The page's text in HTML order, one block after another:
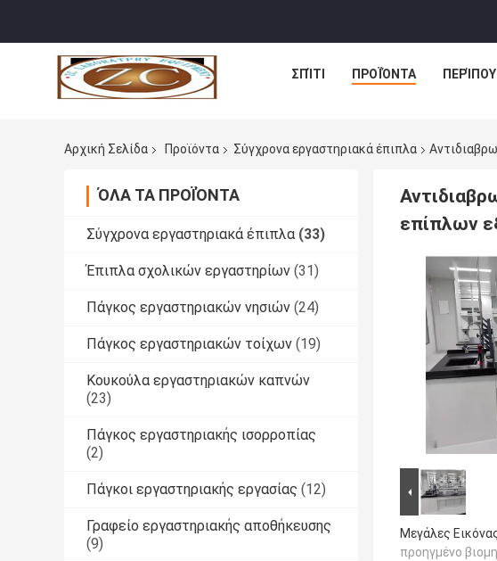
ΣΠΊΤΙ ΠΡΟΪΌΝΤΑ
Αρχική Σελίδα Προϊόντα Σύγχρονα εργαστηριακά έπιπλα
ΌΛΑ ΤΑ ΠΡΟΪΌΝΤΑ
Σύγχρονα εργαστηριακά έπιπλα (33)
Έπιπλα σχολικών εργαστηρίων (31)
Πάγκος εργαστηριακών νησιών (24)
Πάγκος εργαστηριακών τοίχων (19)
Κουκούλα εργαστηριακών καπνών
(23)
Πάγκος εργαστηριακής ισορροπίας
(2)
Πάγκοι εργαστηριακής εργασίας (12)
Γραφείο εργαστηριακής αποθήκευσης
(9)
επίπλων
Μεγάλες
προηγμένο